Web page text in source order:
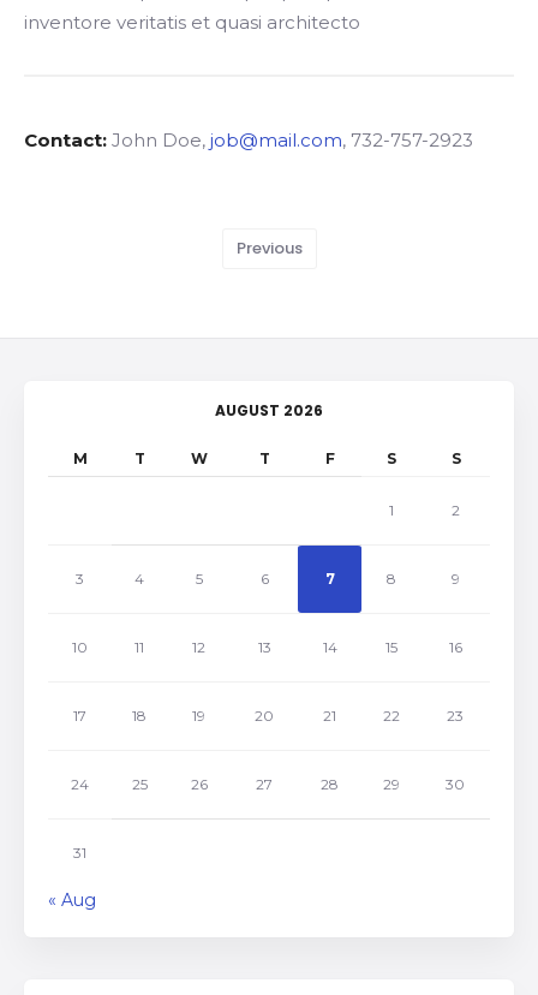
inventore veritatis et quasi architecto
Contact: John Doe job@mail.com 732-757-2923
Previous
AUGUST 2026
M T W T F S S
1 2
3 4 5 6 7 8 9
10 11 12 13 14 15 16
17 18 19 20 21 22 23
24 25 26 27 28 29 30
31
« Aug